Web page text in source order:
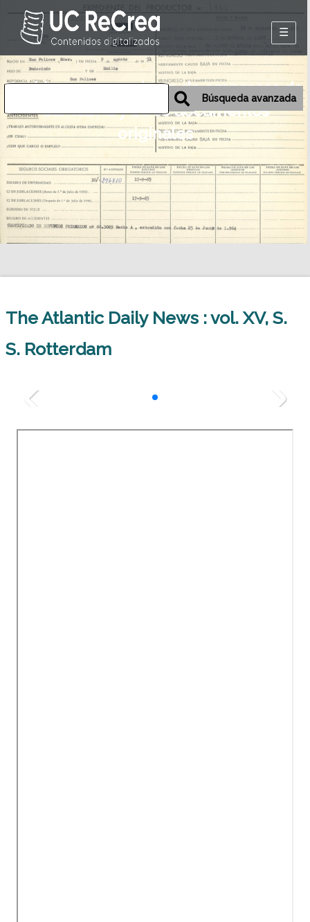
Inicio
Exposiciones
Historia oral de
Camargo
Mapa
Desmemoriados
Portal de la
emigración
Búsqueda avanzada
Archivos personales o de empresas de
Cantabria y otros documentos
originales
The Atlantic Daily News : vol. XV, S.
S. Rotterdam